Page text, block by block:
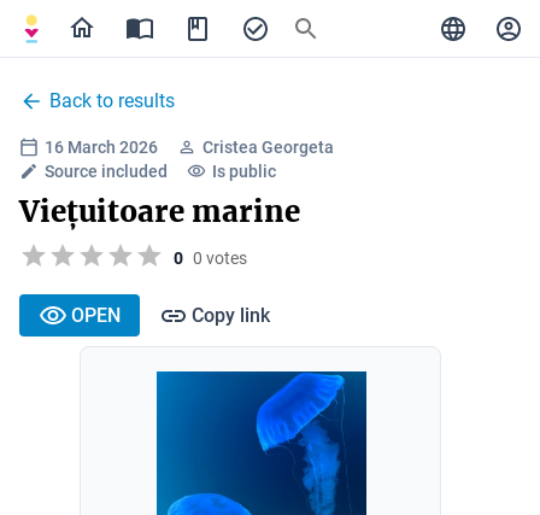
Back to results
16 March 2026
Cristea Georgeta
Source included
Is public
Viețuitoare marine
0 0 votes
OPEN Copy link